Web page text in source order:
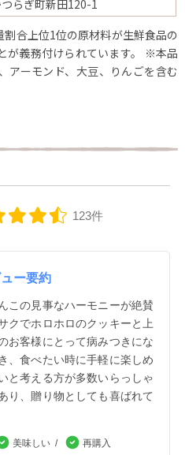
らぎ町新田120-1
合上位1位の原材料が生鮮食品の
義務付けられています。
※本品
アーモンド、大豆、りんごを含む
123件
ー要約
この見事なハーモニーが絶賛
クでホロホロのクッキーと上
お客様にとって病みつきにな
、食べたい時に手軽に楽しめ
と考える方が多数いらっしゃ
り、贈り物としても喜ばれて
美味しい 再購入